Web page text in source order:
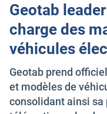
Geotab
charge des
véhicules
Geotab prend
et modèles de
consolidant ainsi sa